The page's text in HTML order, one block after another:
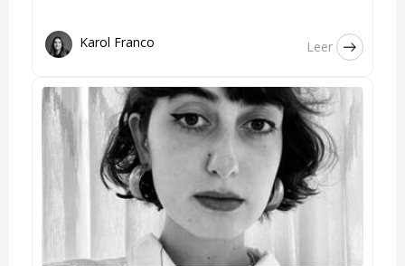
Karol Franco Leer